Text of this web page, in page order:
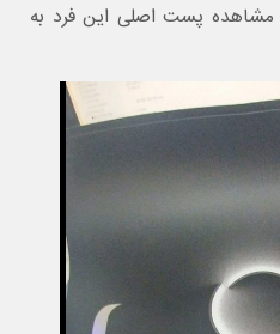
پست اصلی این فرد به